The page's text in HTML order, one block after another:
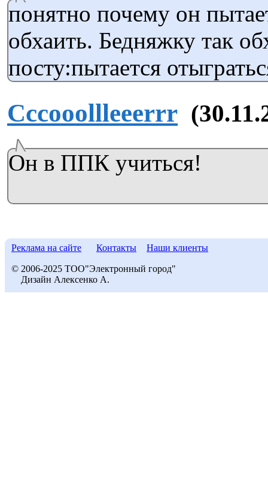
понятно почему он
обхаить. Бедняжку так
посту:пытается
Cccooollleeerrr
Он в ППК учиться!
Реклама на сайте Контакты Наши клиенты
© 2006-2025 ТОО"Электронный город"
Дизайн Алексенко А.